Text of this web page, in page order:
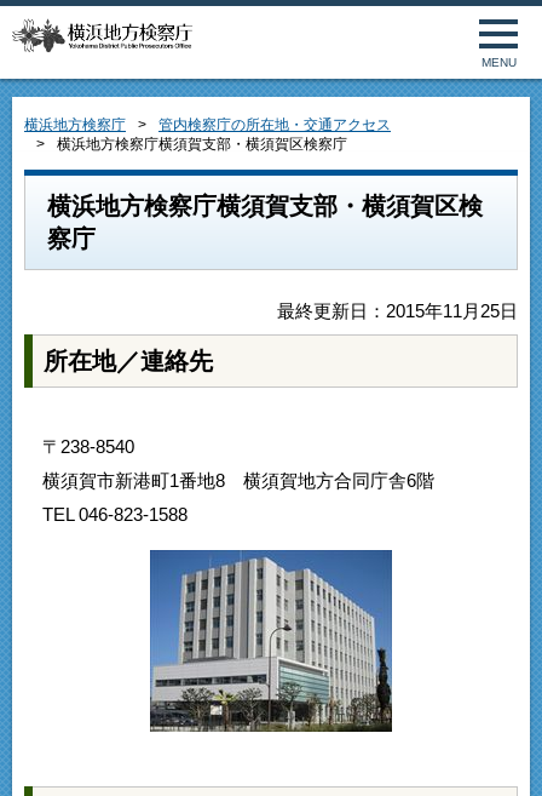
MENU
横浜地方検察庁
管内検察庁の所在地・交通アクセス
横浜地方検察庁横須賀支部・横須賀区検察庁
横浜地方検察庁横須賀支部・横須賀区検
察庁
最終更新日：2015年11月25日
所在地／連絡先
〒238-8540
横須賀市新港町1番地8 横須賀地方合同庁舎6階
TEL 046-823-1588